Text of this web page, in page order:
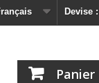
Devise :
Panier